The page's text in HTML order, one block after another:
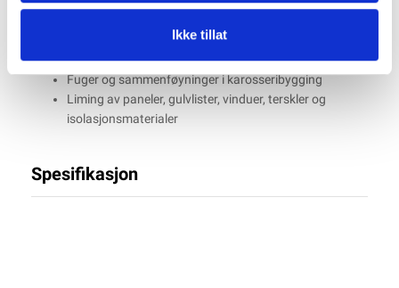
Ikke tillat
Værutsatte fuger rundt vinduer og dører
Fuging av vindussystemer
Fuger og sammenføyninger i karosseribygging
Liming av paneler, gulvlister, vinduer, terskler og
isolasjonsmaterialer
Spesifikasjon